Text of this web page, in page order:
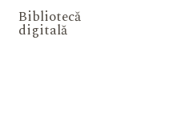
Bibliotecă
digitală